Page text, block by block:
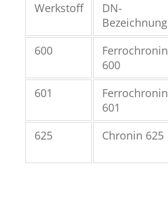
Werkstoff
DN-
Bezeichnung
600
Ferrochronin
600
601
Ferrochronin
601
625 Chronin 625